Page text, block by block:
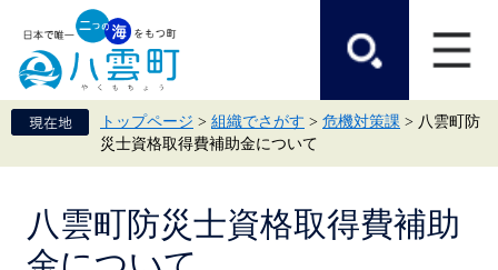
頭
で
飛
ば
て
トップページ > 組織でさがす > 危機対策課 > 八雲町防
災士資格取得費補助金について
八雲町防災士資格取得費補助